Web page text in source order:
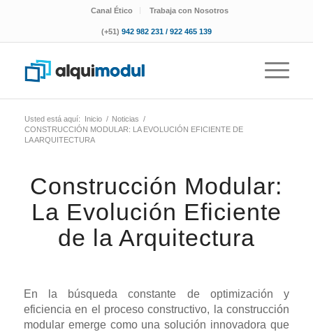
Canal Ético Trabaja con Nosotros
(+51) 942 982 231 / 922 465 139
Usted está aquí: Inicio / Noticias /
CONSTRUCCIÓN MODULAR: LA EVOLUCIÓN EFICIENTE DE
LA ARQUITECTURA
Construcción Modular:
La Evolución Eficiente
de la Arquitectura
En la búsqueda constante de optimización y
eficiencia en el proceso constructivo, la construcción
modular emerge como una solución innovadora que